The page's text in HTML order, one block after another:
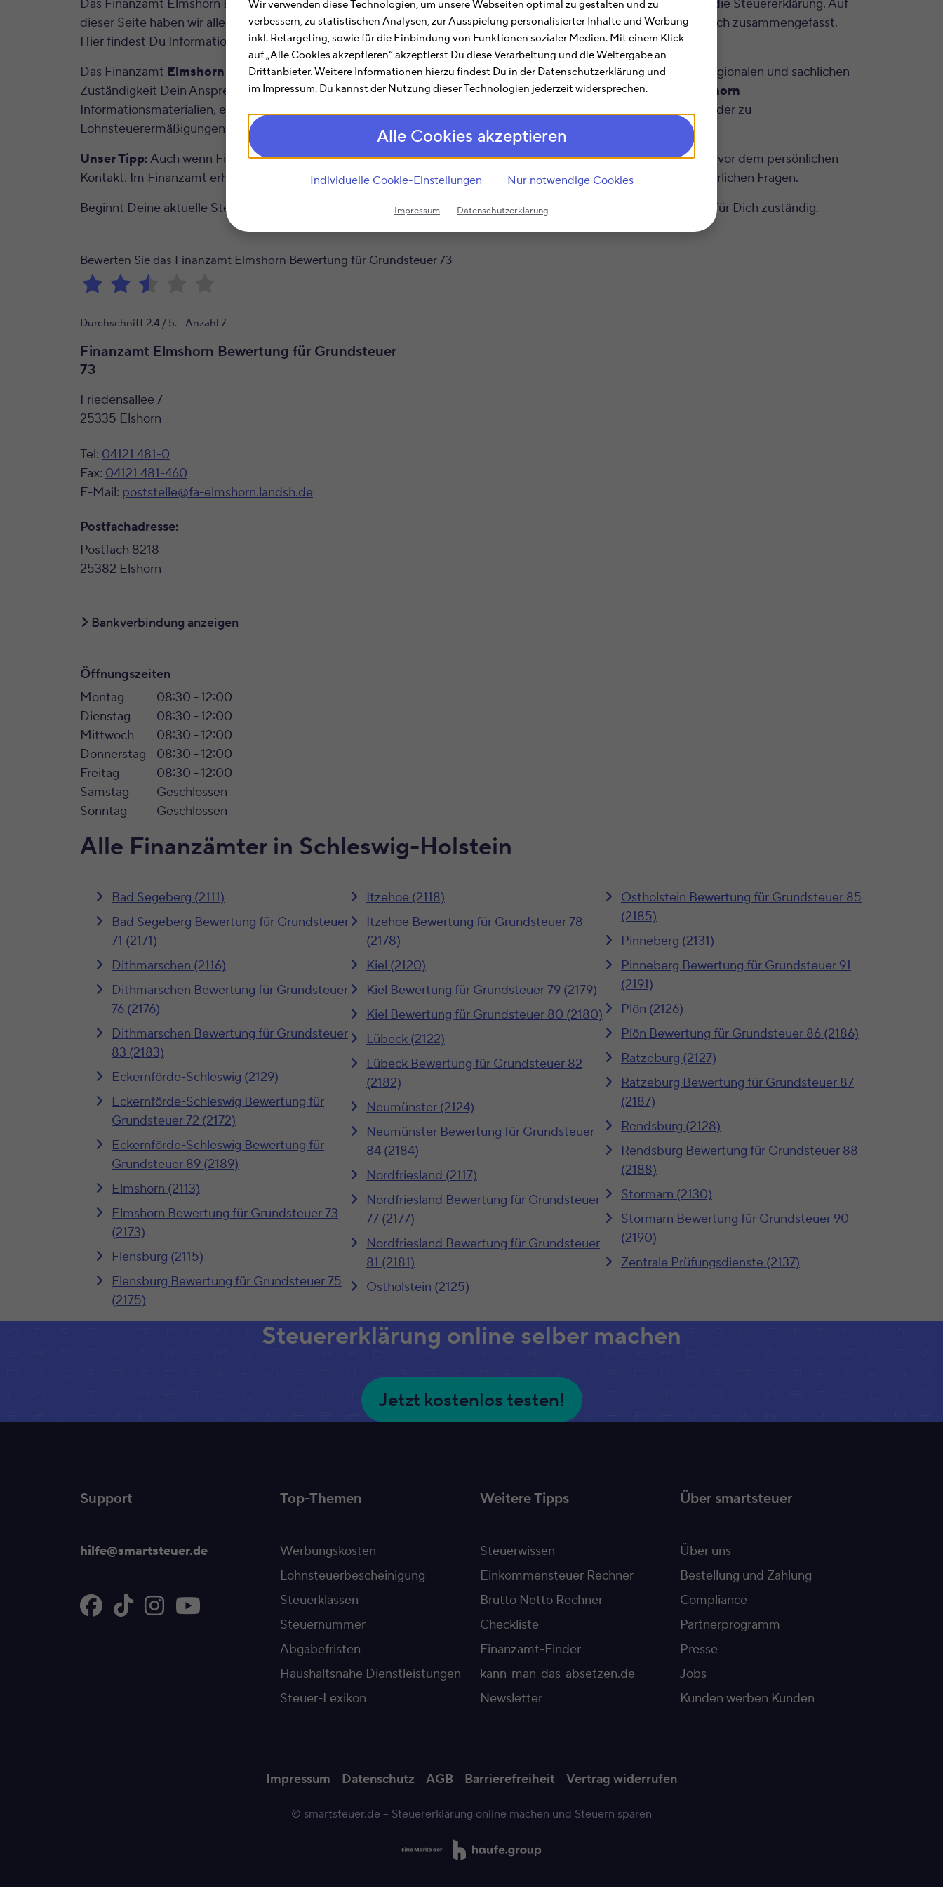
Wir verwenden diese Technologien, um unsere Webseiten optimal zu gestalten und zu
verbessern, zu statistischen Analysen, zur Ausspielung personalisierter Inhalte und Werbung
inkl. Retargeting, sowie für die Einbindung von Funktionen sozialer Medien. Mit einem Klick
auf „Alle Cookies akzeptieren“ akzeptierst Du diese Verarbeitung und die Weitergabe an
Drittanbieter. Weitere Informationen hierzu findest Du in der Datenschutzerklärung und
im Impressum. Du kannst der Nutzung dieser Technologien jederzeit widersprechen.
Alle Cookies akzeptieren
Individuelle Cookie-Einstellungen Nur notwendige Cookies
Impressum Datenschutzerklärung
Das Finanzamt Elmshorn Bewertung für Grundsteuer 73 (Schleswig-Holstein) hilft Dir bei allen Belangen rund um die Steuererklärung. Auf
dieser Seite haben wir alle wichtigen Informationen zum Finanzamt Elmshorn Bewertung für Grundsteuer 73 für Dich zusammengefasst.
Hier findest Du Informationen zu Öffnungszeiten, Kontaktdaten, Bankverbindung und mehr.
Das Finanzamt Elmshorn Bewertung für Grundsteuer 73mit der Finanzamtsnummer2173ist im Rahmen der regionalen und sachlichen
Zuständigkeit Dein Ansprechpartner für alle steuerlichen Fragen und Angelegenheiten. Hier finden Bürger aus
Elshorn
Informationsmaterialien, erhalten persönliche Hilfe und Rat und können Anträge (z.B. zum Steuerklassenwechsel oder zu
Lohnsteuerermäßigungen) einreichen.
Unser Tipp:Auch wenn Finanzämtern oft ein angestaubtes und bürokratisches Image anheftet, scheue Dich nicht vor dem persönlichen
Kontakt. Im Finanzamt erhältst Du im Rahmen der Zuständigkeit sicher verbindliche Auskünfte zu all Deinen steuerlichen Fragen.
Beginnt Deine aktuelle Steuernummer mit
, dann ist das Finanzamt Elmshorn Bewertung für Grundsteuer 73 für Dich zuständig.
Bewerten Sie das Finanzamt Elmshorn Bewertung für Grundsteuer 73
Durchschnitt 2.4 / 5. Anzahl 7
Finanzamt Elmshorn Bewertung für Grundsteuer
73
Friedensallee 7
25335 Elshorn
Tel: 04121 481-0
Fax: 04121 481-460
E-Mail: poststelle@fa-elmshorn.landsh.de
Postfachadresse:
Postfach 8218
25382 Elshorn
Bankverbindung anzeigen
Öffnungszeiten
Montag
08:30 - 12:00
Dienstag
08:30 - 12:00
Mittwoch
08:30 - 12:00
Donnerstag
08:30 - 12:00
Freitag
08:30 - 12:00
Samstag
Geschlossen
Sonntag
Geschlossen
Alle Finanzämter in Schleswig-Holstein
Bad Segeberg (2111)
Bad Segeberg Bewertung für Grundsteuer
71 (2171)
Dithmarschen (2116)
Dithmarschen Bewertung für Grundsteuer
76 (2176)
Dithmarschen Bewertung für Grundsteuer
83 (2183)
Eckernförde-Schleswig (2129)
Eckernförde-Schleswig Bewertung für
Grundsteuer 72 (2172)
Eckernförde-Schleswig Bewertung für
Grundsteuer 89 (2189)
Elmshorn (2113)
Elmshorn Bewertung für Grundsteuer 73
(2173)
Flensburg (2115)
Flensburg Bewertung für Grundsteuer 75
(2175)
Itzehoe (2118)
Itzehoe Bewertung für Grundsteuer 78
(2178)
Kiel (2120)
Kiel Bewertung für Grundsteuer 79 (2179)
Kiel Bewertung für Grundsteuer 80 (2180)
Lübeck (2122)
Lübeck Bewertung für Grundsteuer 82
(2182)
Neumünster (2124)
Neumünster Bewertung für Grundsteuer
84 (2184)
Nordfriesland (2117)
Nordfriesland Bewertung für Grundsteuer
77 (2177)
Nordfriesland Bewertung für Grundsteuer
81 (2181)
Ostholstein (2125)
Ostholstein Bewertung für Grundsteuer 85
(2185)
Pinneberg (2131)
Pinneberg Bewertung für Grundsteuer 91
(2191)
Plön (2126)
Plön Bewertung für Grundsteuer 86 (2186)
Ratzeburg (2127)
Ratzeburg Bewertung für Grundsteuer 87
(2187)
Rendsburg (2128)
Rendsburg Bewertung für Grundsteuer 88
(2188)
Stormarn (2130)
Stormarn Bewertung für Grundsteuer 90
(2190)
Zentrale Prüfungsdienste (2137)
Steuererklärung online selber machen
Jetzt kostenlos testen!
Support
hilfe@smartsteuer.de
Top-Themen
Werbungskosten
Lohnsteuerbescheinigung
Steuerklassen
Steuernummer
Abgabefristen
Haushaltsnahe Dienstleistungen
Steuer-Lexikon
Weitere Tipps
Steuerwissen
Einkommensteuer Rechner
Brutto Netto Rechner
Checkliste
Finanzamt-Finder
kann-man-das-absetzen.de
Newsletter
Über smartsteuer
Über uns
Bestellung und Zahlung
Compliance
Partnerprogramm
Presse
Jobs
Kunden werben Kunden
Impressum Datenschutz AGB Barrierefreiheit Vertrag widerrufen
© smartsteuer.de – Steuererklärung online machen und Steuern sparen